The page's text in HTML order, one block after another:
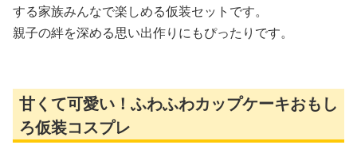
する家族みんなで楽しめる仮装セットです。
親子の絆を深める思い出作りにもぴったりです。
甘くて可愛い！ふわふわカップケーキおもし
ろ仮装コスプレ